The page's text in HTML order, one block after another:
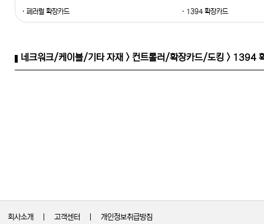
· 페러럴 확장카드 · 1394 확장카드
네크워크/케이블/기타 자재 > 컨트롤러/확장카드/도킹 > 1394
회사소개 고객센터 개인정보취급방침